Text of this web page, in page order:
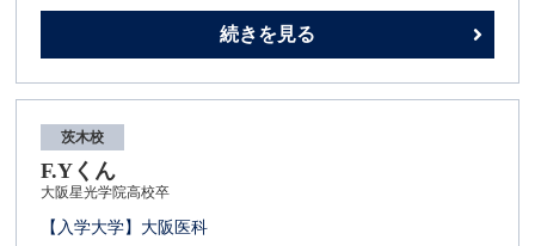
続きを見る
茨木校
F.Yくん
大阪星光学院高校卒
【入学大学】大阪医科